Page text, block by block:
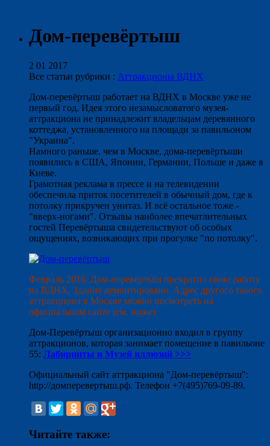
Дом-перевёртыш
2 01 2017
Все статьи рубрики : Аттракционы ВДНХ
Дом-перевёртыш работает на ВДНХ в Москве уже не
первый год. Идея этого незамысловатого музея-
аттракциона не принадлежит владельцам деревянного
коттеджа, установленного на площади за павильоном
"Украина".
Намного раньше, чем в Москве, дома-перевёртыши
появились в США, Японии, Германии, Польше и даже в
Киеве.
Грамотная реклама в прессе и на телевидении
обеспечила приток посетителей в обычный дом, где к
потолку прикручен унитаз. И всё остальное тоже -
"вверх-ногами". Отзывы наиболее впечатлительных
гостей Перевёртыша свидетельствуют об особых
ощущениях, возникающих при прогулке "по потолку".
Февраль 2016: Дом-перевёртыш прекратил свою работу
на ВДНХ. Здание демонтировано. Адрес другого такого
аттракциона в Москве можно посмотреть на
официальном сайте (см. ниже)
Дом-Перевёртыш организационно входил в группу
аттракционов, которая занимает помещение в павильоне
55: Лабиринты и Музей иллюзий >>>
Официальный сайт аттракциона "Дом-перевёртыш":
http://домперевертыш.рф. Телефон +7(495)769-09-89.
Читайте также: